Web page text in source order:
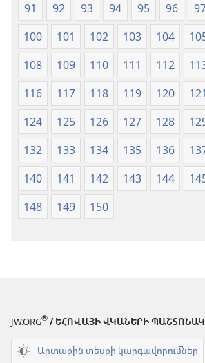
91
92 93 94 95 96
100
101 102 103 104
108
109 110 111 112
116
117 118 119 120 121
124
125 126 127 128
132
133 134 135 136
140
141 142 143 144
148
149 150
JW.ORG® / ԵՀՈՎԱՅԻ ՎԿԱՆԵՐԻ
Արտաքին տեսքի կարգավորումներ